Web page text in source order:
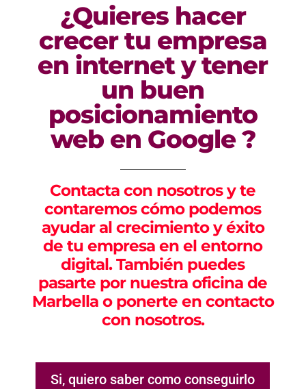
¿Quieres hacer
crecer tu empresa
en internet y tener
un buen
posicionamiento
web en Google ?
Contacta con nosotros y te
contaremos cómo podemos
ayudar al crecimiento y éxito
de tu empresa en el entorno
digital. También puedes
pasarte por nuestra oficina de
Marbella o ponerte en contacto
con nosotros.
Si, quiero saber como conseguirlo